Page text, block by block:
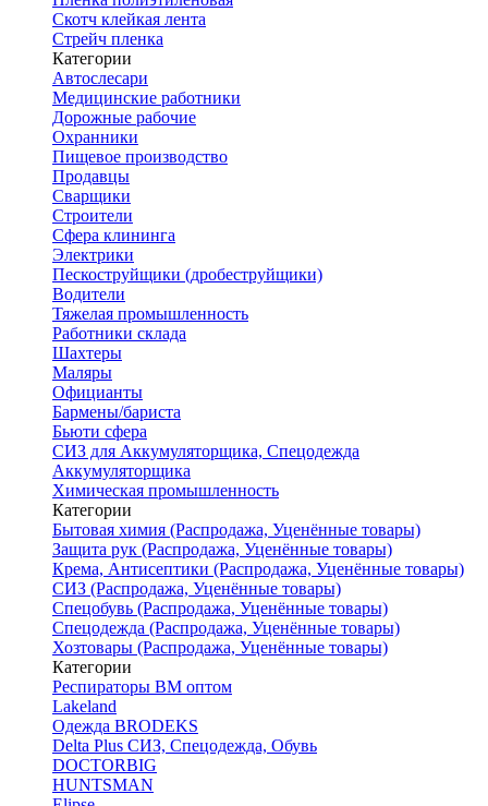
Скотч клейкая лента
Стрейч пленка
Категории
Автослесари
Медицинские работники
Дорожные рабочие
Охранники
Пищевое производство
Продавцы
Сварщики
Строители
Сфера клининга
Электрики
Пескоструйщики (дробеструйщики)
Водители
Тяжелая промышленность
Работники склада
Шахтеры
Маляры
Официанты
Бармены/бариста
Бьюти сфера
СИЗ для Аккумуляторщика, Спецодежда
Аккумуляторщика
Химическая промышленность
Категории
Бытовая химия (Распродажа, Уценённые товары)
Защита рук (Распродажа, Уценённые товары)
Крема, Антисептики (Распродажа, Уценённые товары)
СИЗ (Распродажа, Уценённые товары)
Спецобувь (Распродажа, Уценённые товары)
Спецодежда (Распродажа, Уценённые товары)
Хозтовары (Распродажа, Уценённые товары)
Категории
Респираторы ВМ оптом
Lakeland
Одежда BRODEKS
Delta Plus СИЗ, Спецодежда, Обувь
DOCTORBIG
HUNTSMAN